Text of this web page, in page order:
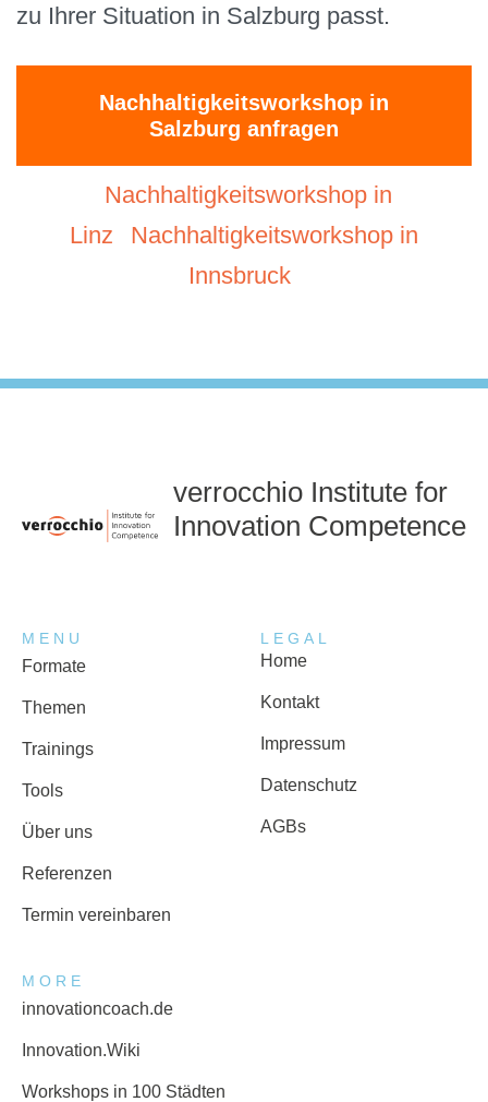
zu Ihrer Situation in Salzburg passt.
Nachhaltigkeitsworkshop in
Salzburg anfragen
Nachhaltigkeitsworkshop in
Linz
Nachhaltigkeitsworkshop in
Innsbruck
verrocchio Institute for
Innovation Competence
MENU
Formate
Themen
Trainings
Tools
Über uns
Referenzen
Termin vereinbaren
LEGAL
Home
Kontakt
Impressum
Datenschutz
AGBs
MORE
innovationcoach.de
Innovation.Wiki
Workshops in 100 Städten